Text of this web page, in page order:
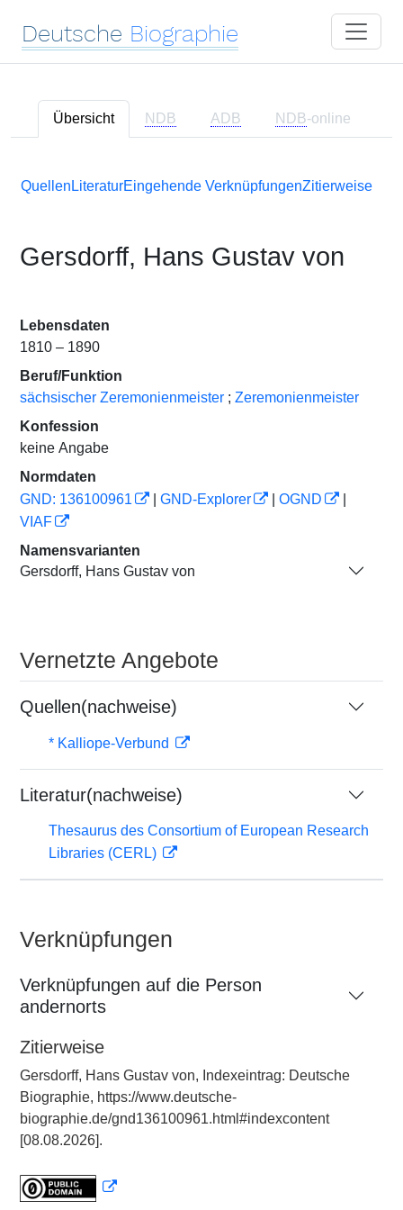
Deutsche Biographie
Übersicht NDB ADB NDB-online
Quellen LiteraturEingehende VerknüpfungenZitierweise
Gersdorff, Hans Gustav von
Lebensdaten
1810 – 1890
Beruf/Funktion
sächsischer Zeremonienmeister ; Zeremonienmeister
Konfession
keine Angabe
Normdaten
GND: 136100961
GND-Explorer OGND
VIAF
Namensvarianten
Gersdorff, Hans Gustav von
Vernetzte Angebote
Quellen(nachweise)
* Kalliope-Verbund
Literatur(nachweise)
Thesaurus des Consortium of European Research
Libraries (CERL)
Verknüpfungen
Verknüpfungen auf die Person
andernorts
Zitierweise
Gersdorff, Hans Gustav von, Indexeintrag: Deutsche
Biographie, https://www.deutsche-
biographie.de/gnd136100961.html#indexcontent
[08.08.2026].